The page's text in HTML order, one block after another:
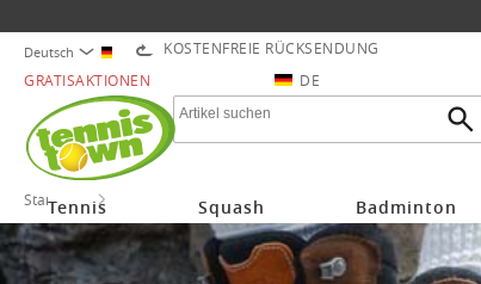
Deutsch KOSTENFREIE RÜCKSENDUNG
GRATISAKTIONEN
DE
Tennis Squash Badminton
Startseite